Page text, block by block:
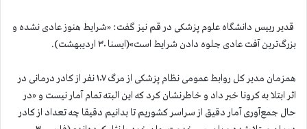
قدیر رییس دانشگاه علوم پزشکی در قم نیز گفت: «شرایط هنوز عادی نشده و
بزرگ‌ترین آفت عادی جلوه دادن شرایط است»(ایسنا ۳۰ اردیبهشت).
همزمان مدیر کل روابط عمومی نظام پزشکی از مرگ ۱۰۷ نفر از کادر درمانی در
اثر ابتلا به کرونا خبر داد و خاطرنشان کرد که این البته تمام آمار نیست و «در
حال جمع‌آوری آمار دقیق از سراسر کشوریم تا بدانیم دقیقا چه تعداد از کادر